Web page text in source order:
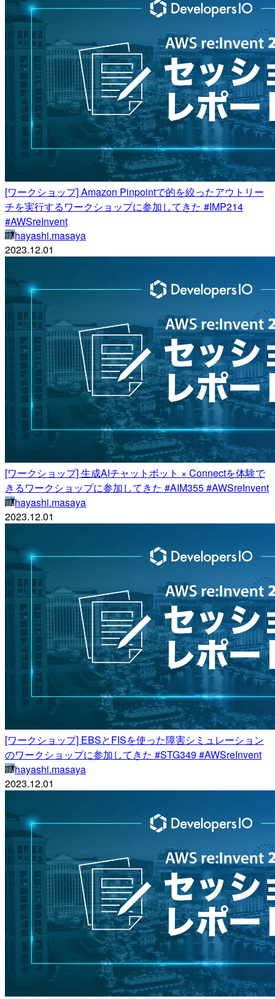
[ワークショップ] Amazon Pinpointで的を絞ったアウトリー
チを実行するワークショップに参加してきた #IMP214
#AWSreInvent
hayashi.masaya
2023.12.01
[ワークショップ] 生成AIチャットボット × Connectを体験で
きるワークショップに参加してきた #AIM355 #AWSreInvent
hayashi.masaya
2023.12.01
[ワークショップ] EBSとFISを使った障害シミュレーション
のワークショップに参加してきた #STG349 #AWSreInvent
hayashi.masaya
2023.12.01